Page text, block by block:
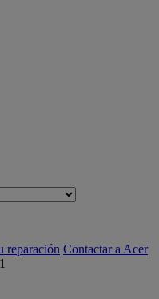
reparación Contactar a Acer